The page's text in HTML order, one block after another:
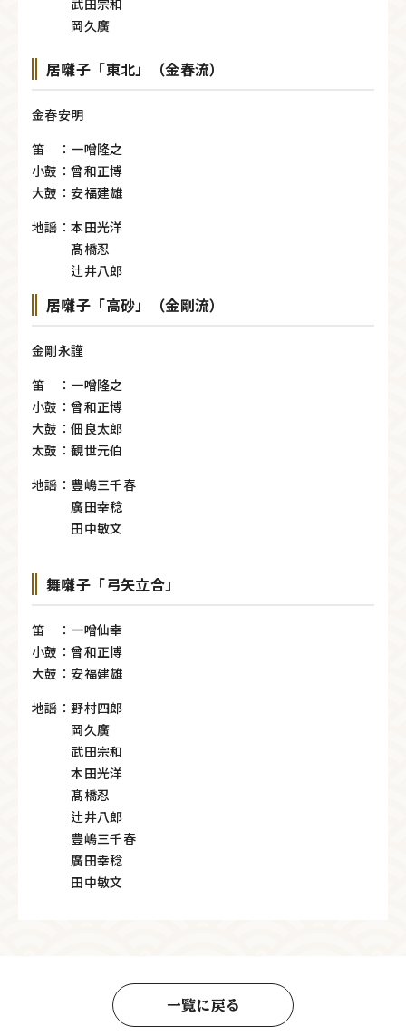
岡久廣
居囃子「東北」（金春流）
金春安明
笛 ：一噌隆之
小鼓：曾和正博
大鼓：安福建雄
地謡：本田光洋
髙橋忍
辻井八郎
居囃子「高砂」（金剛流）
金剛永謹
笛 ：一噌隆之
小鼓：曾和正博
大鼓：佃良太郎
太鼓：観世元伯
地謡：豊嶋三千春
廣田幸稔
田中敏文
舞囃子「弓矢立合」
笛 ：一噌仙幸
小鼓：曾和正博
大鼓：安福建雄
地謡：野村四郎
岡久廣
武田宗和
本田光洋
髙橋忍
辻井八郎
豊嶋三千春
廣田幸稔
田中敏文
一覧に戻る